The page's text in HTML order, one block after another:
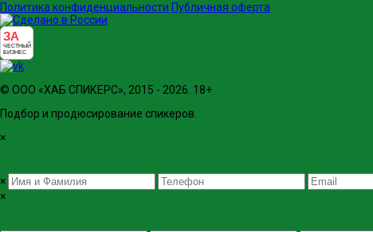
Политика конфиденциальности Публичная оферта
ЗА
ЧЕСТНЫЙ
БИЗНЕС
© ООО «ХАБ СПИКЕРС», 2015 - 2026. 18+
Подбор и продюсирование спикеров.
×
×
×